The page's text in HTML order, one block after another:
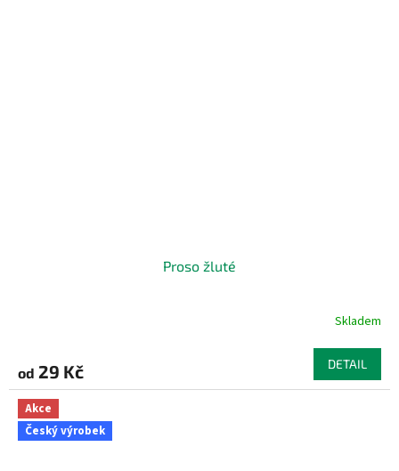
Proso žluté
Skladem
od 29 Kč DETAIL
Akce
Český výrobek